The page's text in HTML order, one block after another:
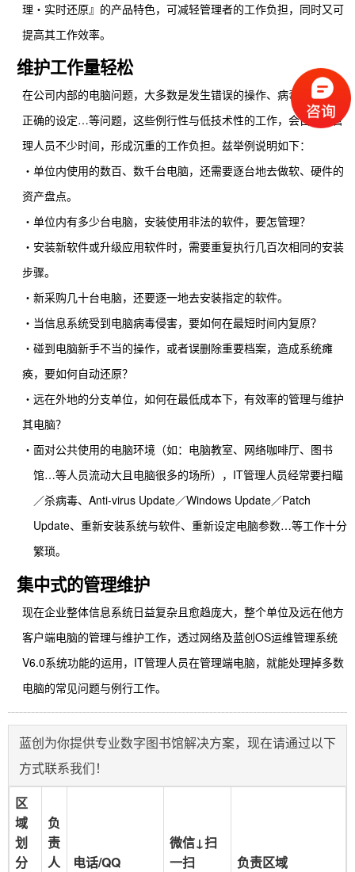
理‧实时还原』的产品特色，可减轻管理者的工作负担，同时又可
提高其工作效率。
维护工作量轻松
在公司内部的电脑问题，大多数是发生错误的操作、病毒感染、不
正确的设定…等问题， 这些例行性与低技术性的工作，会占用 IT管
理人员不少时间，形成沉重的工作负担。 兹举例说明如下：
‧单位内使用的数百、数千台电脑，还需要逐台地去做软、硬件的
资产盘点。
‧单位内有多少台电脑，安装使用非法的软件，要怎管理？
‧安装新软件或升级应用软件时，需要重复执行几百次相同的安装
步骤。
‧ 新采购几十台电脑，还要逐一地去安装指定的软件。
‧当信息系统受到电脑病毒侵害，要如何在最短时间内复原？
‧ 碰到电脑新手不当的操作，或者误删除重要档案，造成系统瘫
痪，要如何自动还原？
‧ 远在外地的分支单位，如何在最低成本下，有效率的管理与维护
其电脑？
‧面对公共使用的电脑环境（如：电脑教室、网络咖啡厅、图书
馆…等人员流动大且电脑很多的场所）， IT管理人员经常要扫瞄
／杀病毒、 Anti-virus Update／Windows Update／Patch
Update、重新安装系统与软件、重新设定电脑参数…等工作十分
繁琐。
集中式的管理维护
现在企业整体信息系统日益复杂且愈趋庞大，整个单位及远在他方
客户端电脑的管理与维护工作， 透过网络及蓝创OS运维管理系统
V6.0系统功能的运用， IT管理人员在管理端电脑，就能处理掉多数
电脑的常见问题与例行工作。
蓝创为你提供专业数字图书馆解决方案，现在请通过以下
方式联系我们！
区
域
划
分
负
责
人
电话/QQ
微信↓扫
一扫
负责区域